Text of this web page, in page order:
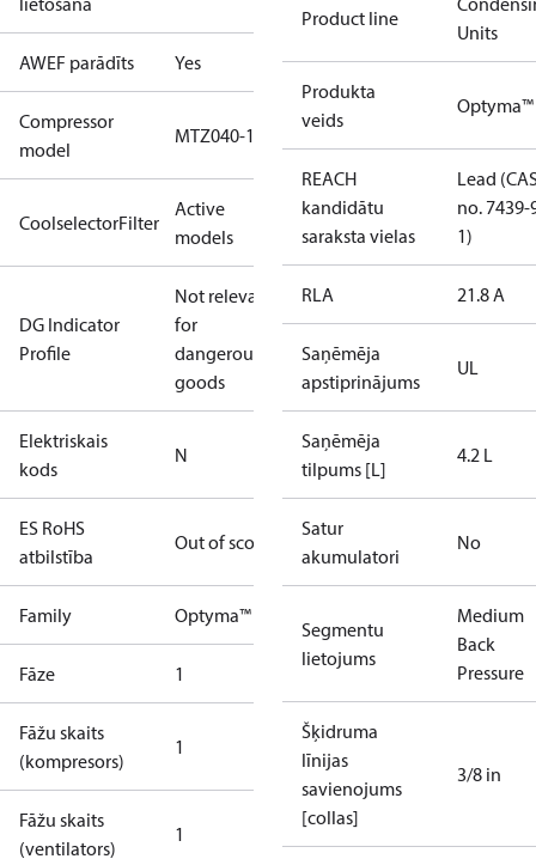
AWEF parādīts Yes
Compressor
model
MTZ040-1
CoolselectorFilter
Active
models
DG Indicator
Profile
Not relevant
for
dangerous
goods
Elektriskais
kods
N
ES RoHS
atbilstība
Out of scope
Family Optyma™
Fāze 1
Fāžu skaits
(kompresors)
1
Fāžu skaits
(ventilators)
1
Product line
Units
Produkta
veids
Optyma™
REACH
kandidātu
saraksta vielas
Lead
no. 7439-
1)
RLA 21.8 A
Saņēmēja
apstiprinājums
UL
Saņēmēja
tilpums [L]
4.2 L
Satur
akumulatori
No
Segmentu
lietojums
Medium
Back
Pressure
Šķidruma
līnijas
savienojums
[collas]
3/8 in